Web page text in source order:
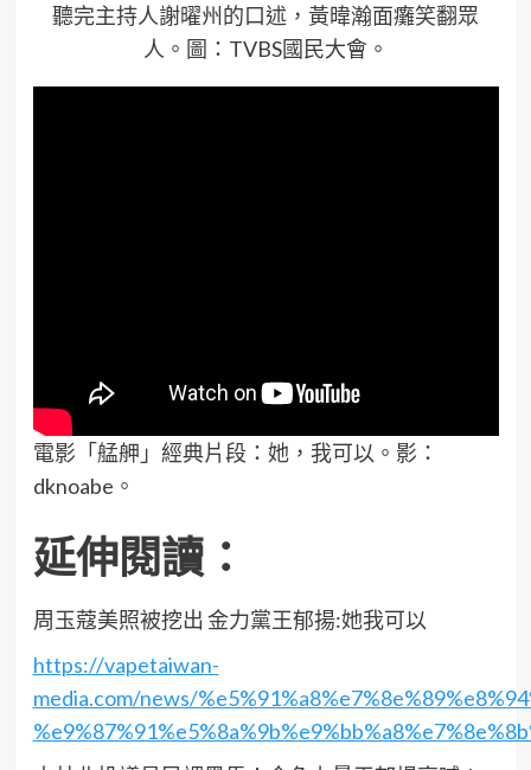
聽完主持人謝曜州的口述，黃暐瀚面癱笑翻眾
人。圖：TVBS國民大會。
電影「艋舺」經典片段：她，我可以。影：
dknoabe。
延伸閱讀：
周玉蔻美照被挖出 金力黨王郁揚:她我可以
https://vapetaiwan-
media.com/news/